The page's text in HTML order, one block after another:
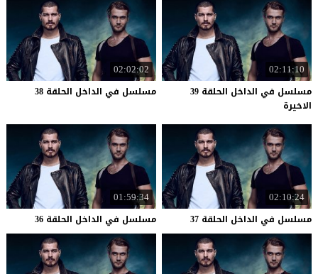
02:11:10
مسلسل في الداخل الحلقة 39
الاخيرة
02:02:02
مسلسل في الداخل الحلقة 38
02:10:24
مسلسل في الداخل الحلقة 37
01:59:34
مسلسل في الداخل الحلقة 36